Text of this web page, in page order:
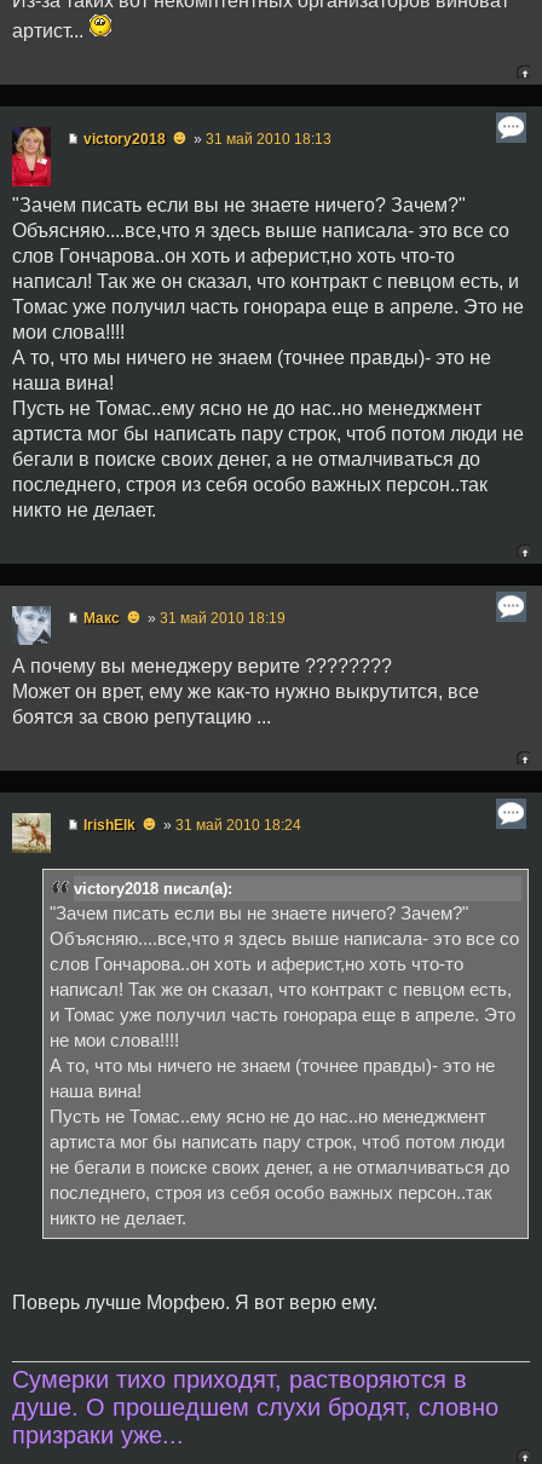
артист...
victory2018 ☻ » 31 май 2010 18:13
"Зачем писать если вы не знаете ничего? Зачем?"
Объясняю....все,что я здесь выше написала- это все со
слов Гончарова..он хоть и аферист,но хоть что-то
написал! Так же он сказал, что контракт с певцом есть, и
Томас уже получил часть гонорара еще в апреле. Это не
мои слова!!!!
А то, что мы ничего не знаем (точнее правды)- это не
наша вина!
Пусть не Томас..ему ясно не до нас..но менеджмент
артиста мог бы написать пару строк, чтоб потом люди не
бегали в поиске своих денег, а не отмалчиваться до
последнего, строя из себя особо важных персон..так
никто не делает.
Макс ☻ » 31 май 2010 18:19
А почему вы менеджеру верите ????????
Может он врет, ему же как-то нужно выкрутится, все
боятся за свою репутацию ...
IrishElk ☻ » 31 май 2010 18:24
victory2018 писал(а):
"Зачем писать если вы не знаете ничего? Зачем?"
Объясняю....все,что я здесь выше написала- это все со
слов Гончарова..он хоть и аферист,но хоть что-то
написал! Так же он сказал, что контракт с певцом есть,
и Томас уже получил часть гонорара еще в апреле. Это
не мои слова!!!!
А то, что мы ничего не знаем (точнее правды)- это не
наша вина!
Пусть не Томас..ему ясно не до нас..но менеджмент
артиста мог бы написать пару строк, чтоб потом люди
не бегали в поиске своих денег, а не отмалчиваться до
последнего, строя из себя особо важных персон..так
никто не делает.
Поверь лучше Морфею. Я вот верю ему.
Сумерки тихо приходят, растворяются в
душе. О прошедшем слухи бродят, словно
призраки уже...